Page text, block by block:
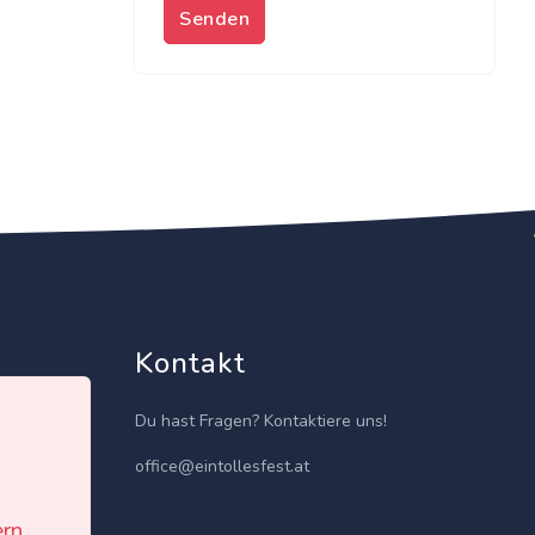
Senden
Kontakt
Du hast Fragen? Kontaktiere uns!
office@eintollesfest.at